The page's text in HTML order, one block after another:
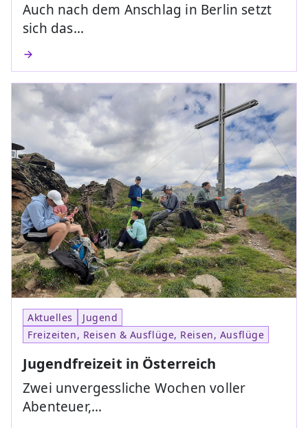
Auch nach dem Anschlag in Berlin setzt
sich das…
Aktuelles
Jugend
Freizeiten, Reisen & Ausflüge, Reisen, Ausflüge
Jugendfreizeit in Österreich
Zwei unvergessliche Wochen voller
Abenteuer,…